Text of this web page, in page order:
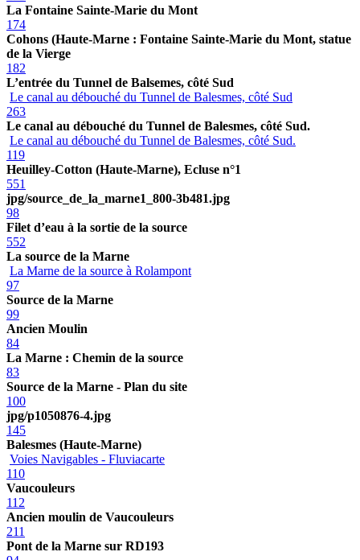
La Fontaine Sainte-Marie du Mont
174
Cohons (Haute-Marne : Fontaine Sainte-Marie du Mont, statue
de la Vierge
182
L’entrée du Tunnel de Balsemes, côté Sud
Le canal au débouché du Tunnel de Balesmes, côté Sud
263
Le canal au débouché du Tunnel de Balesmes, côté Sud.
Le canal au débouché du Tunnel de Balesmes, côté Sud.
119
Heuilley-Cotton (Haute-Marne), Ecluse n°1
551
jpg/source_de_la_marne1_800-3b481.jpg
98
Filet d’eau à la sortie de la source
552
La source de la Marne
La Marne de la source à Rolampont
97
Source de la Marne
99
Ancien Moulin
84
La Marne : Chemin de la source
83
Source de la Marne - Plan du site
100
jpg/p1050876-4.jpg
145
Balesmes (Haute-Marne)
Voies Navigables - Fluviacarte
110
Vaucouleurs
112
Ancien moulin de Vaucouleurs
211
Pont de la Marne sur RD193